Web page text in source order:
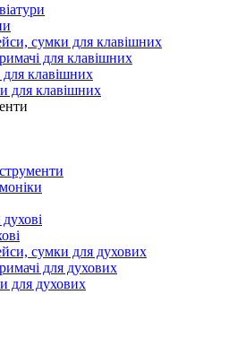
сумки для клавішних
для клавішних
клавішних
для клавішних
сумки для духових
для духових
для духових